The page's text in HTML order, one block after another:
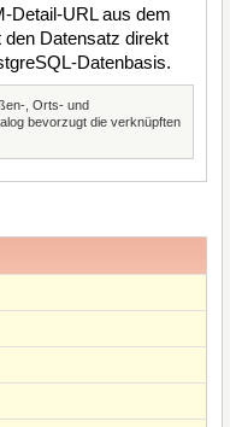
Detail-URL aus dem
den Datensatz direkt
Datenbasis.
, Orts- und
bevorzugt die verknüpften